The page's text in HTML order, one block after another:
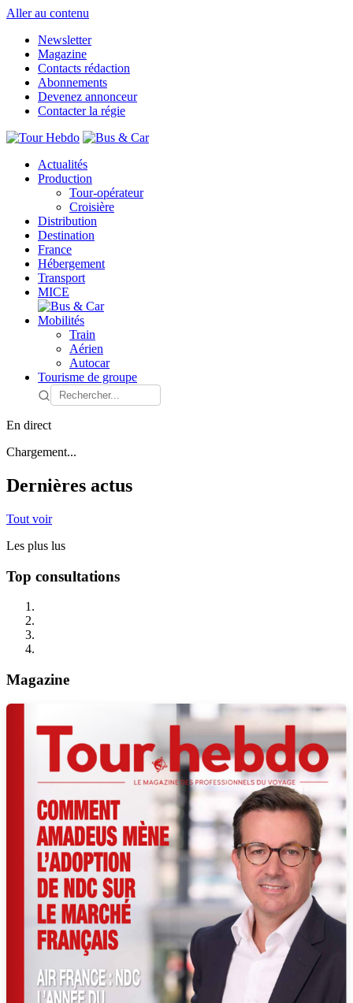
Aller au contenu
Newsletter
Magazine
Contacts rédaction
Abonnements
Devenez annonceur
Contacter la régie
Actualités
Production
Tour-opérateur
Croisière
Distribution
Destination
France
Hébergement
Transport
MICE
Mobilités
Train
Aérien
Autocar
Tourisme de groupe
En direct
Chargement...
Dernières actus
Tout voir
Les plus lus
Top consultations
Magazine